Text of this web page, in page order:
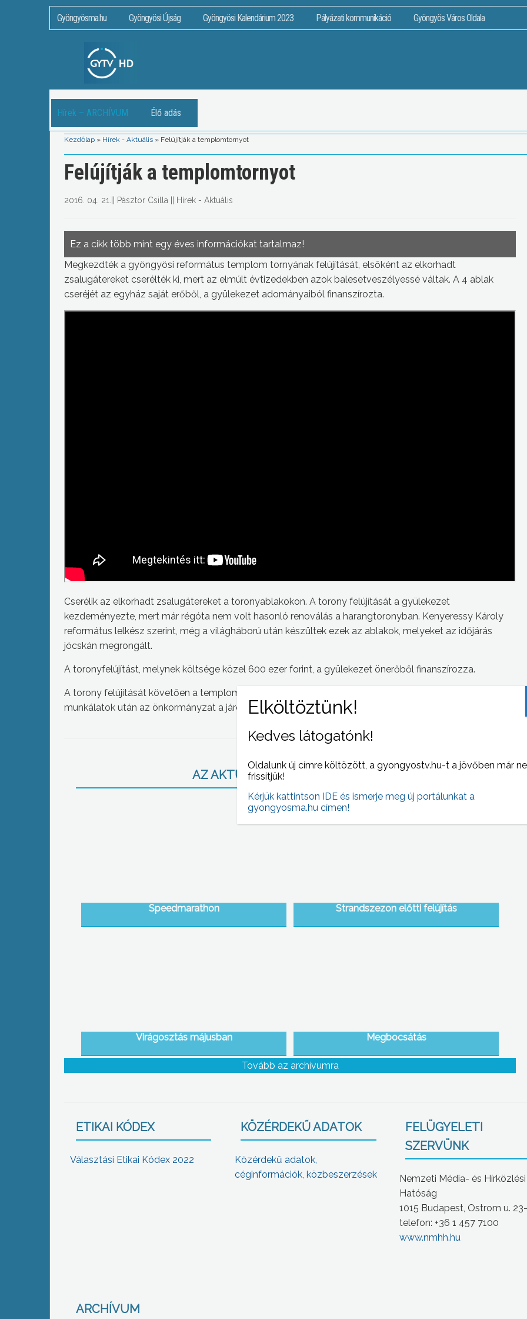
Gyöngyösma.hu Gyöngyösi Újság Gyöngyösi Kalendárium 2023 Pályázati kommunikáció Gyöngyös Város Oldala
Hírek – ARCHÍVUM Élő adás
Kezdőlap » Hírek - Aktuális » Felújítják a templomtornyot
Felújítják a templomtornyot
2016. 04. 21. Pásztor Csilla Hírek - Aktuális
Ez a cikk több mint egy éves információkat tartalmaz!
Megkezdték a gyöngyösi református templom tornyának felújítását, elsőként az elkorhadt
zsalugátereket cserélték ki, mert az elmúlt évtizedekben azok balesetveszélyessé váltak. A 4 ablak
cseréjét az egyház saját erőből, a gyülekezet adományaiból finanszírozta.
Cserélik az elkorhadt zsalugátereket a toronyablakokon. A torony felújítását a gyülekezet
kezdeményezte, mert már régóta nem volt hasonló renoválás a harangtoronyban. Kenyeressy Károly
református lelkész szerint, még a világháború után készültek ezek az ablakok, melyeket az időjárás
jócskán megrongált.
A toronyfelújítást, melynek költsége közel 600 ezer forint, a gyülekezet önerőből finanszírozza.
A torony felújítását követően a templom lábazatát teszik rendbe, a lelkésztől azt is megtudtuk, hogy a
munkálatok után az önkormányzat a járda javítását is elvégzi.
AZ AKTUÁLIS NAPI HÍREI
Speedmarathon Strandszezon előtti felújítás
Virágosztás májusban Megbocsátás
Tovább az archívumra
ETIKAI KÓDEX
Választási Etikai Kódex 2022
KÖZÉRDEKŰ ADATOK
Közérdekű adatok,
céginformációk, közbeszerzések
FELÜGYELETI
SZERVÜNK
Nemzeti Média- és Hírközlési
Hatóság
1015 Budapest, Ostrom u.
telefon: +36 1 457 7100
www.nmhh.hu
ARCHÍVUM
Kedves látogatónk!
Oldalunk új címre költözött, a gyongyostv.hu-t a jövőben már
frissítjük!
Kérjük kattintson IDE és ismerje meg új portálunkat a
gyongyosma.hu címen!